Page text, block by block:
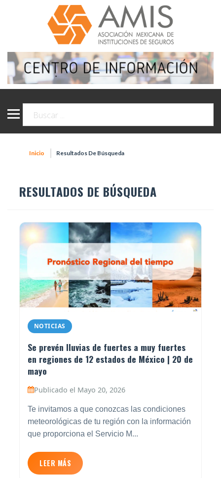
Inicio Resultados De Búsqueda
RESULTADOS DE BÚSQUEDA
NOTICIAS
Se prevén lluvias de fuertes a muy fuertes
en regiones de 12 estados de México | 20 de
mayo
Publicado el Mayo 20, 2026
Te invitamos a que conozcas las condiciones
meteorológicas de tu región con la información
que proporciona el Servicio M...
LEER MÁS